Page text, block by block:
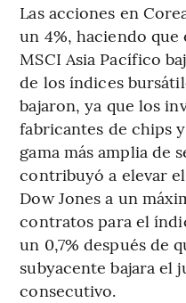
Las acciones en
un 4%, haciendo
MSCI Asia Pacífico
de los índices
bajaron, ya que los
fabricantes de chips
gama más amplia de
contribuyó a elevar
Dow Jones a un
contratos para el
un 0,7% después de
subyacente bajara el
consecutivo.